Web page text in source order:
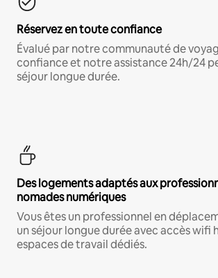
Réservez en toute confiance
Évalué par notre communauté de
confiance et notre assistance 24h/24
séjour longue durée.
Des logements adaptés aux
nomades numériques
Vous êtes un professionnel en
un séjour longue durée avec accès wifi
espaces de travail dédiés.